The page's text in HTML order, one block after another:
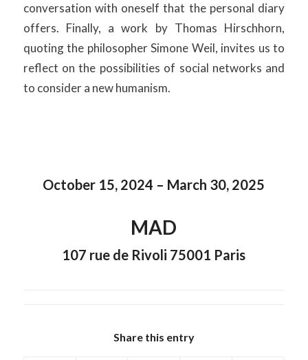
conversation with oneself that the personal diary
offers. Finally, a work by Thomas Hirschhorn,
quoting the philosopher Simone Weil, invites us to
reflect on the possibilities of social networks and
to consider a new humanism.
October 15, 2024 – March 30, 2025
MAD
107 rue de Rivoli 75001 Paris
Share this entry